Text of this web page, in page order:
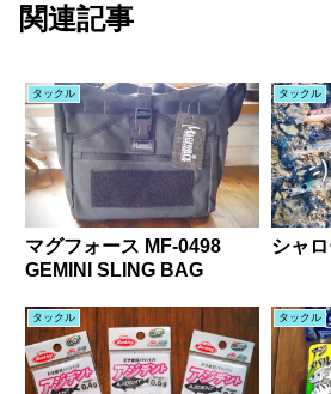
関連記事
タックル
マグフォース MF-0498
GEMINI SLING BAG
タックル
シャ
タックル タックル